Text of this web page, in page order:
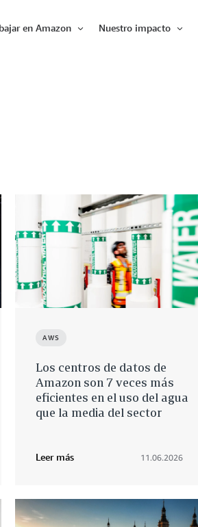
en Amazon
Nuestro impacto
AWS
Los centros de datos de
Amazon son 7 veces más
eficientes en el uso del agua
que la media del sector
Leer más 11.06.2026